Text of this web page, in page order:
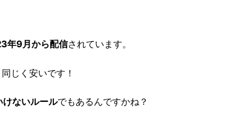
年9月から配信されています。
じく安いです！
ないルールでもあるんですかね？